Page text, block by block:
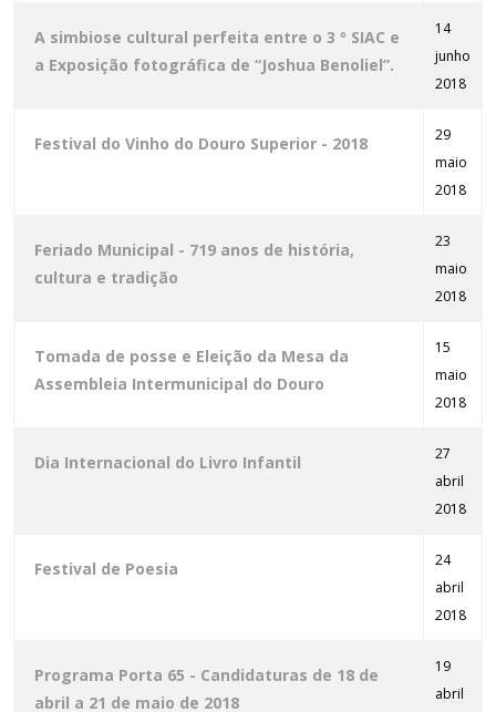
A simbiose cultural perfeita entre o 3 º SIAC e
a Exposição fotográfica de “Joshua Benoliel”.
14
junho
2018
Festival do Vinho do Douro Superior - 2018
29
maio
2018
Feriado Municipal - 719 anos de história,
cultura e tradição
23
maio
2018
Tomada de posse e Eleição da Mesa da
Assembleia Intermunicipal do Douro
15
maio
2018
Dia Internacional do Livro Infantil
27
abril
2018
Festival de Poesia
24
abril
2018
Programa Porta 65 - Candidaturas de 18 de
abril a 21 de maio de 2018
19
abril